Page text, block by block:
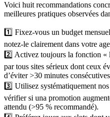
Voici huit recommandations
meilleures pratiques observées
1️⃣ Fixez-vous un budget
notez-le clairement dans votre
2️⃣ Activez toujours la fonction «
par tous sites sérieux dont ceux
d’éviter >30 minutes
3️⃣ Utilisez systématiquement
vérifier si una promotion
attendu (>95 % recommandé).